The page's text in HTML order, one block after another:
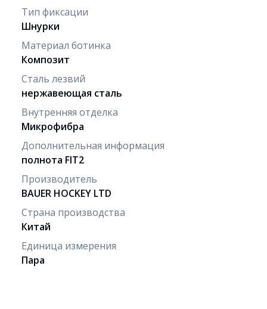
Тип фиксации
Шнурки
Материал ботинка
Композит
Сталь лезвий
нержавеющая сталь
Внутренняя отделка
Микрофибра
Дополнительная информация
полнота FIT2
Производитель
BAUER HOCKEY LTD
Страна производства
Китай
Единица измерения
Пара